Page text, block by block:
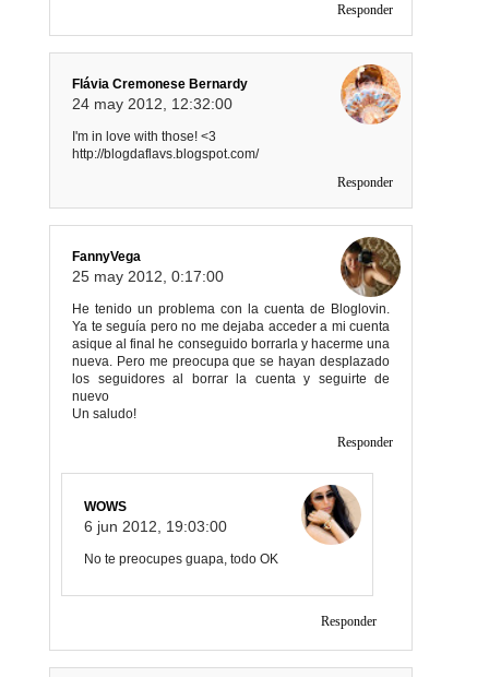
Responder
Flávia Cremonese Bernardy
24 may 2012, 12:32:00
I'm in love with those! <3
http://blogdaflavs.blogspot.com/
Responder
FannyVega
25 may 2012, 0:17:00
He tenido un problema con la cuenta de Bloglovin.
Ya te seguía pero no me dejaba acceder a mi cuenta
asique al final he conseguido borrarla y hacerme una
nueva. Pero me preocupa que se hayan desplazado
los seguidores al borrar la cuenta y seguirte de
nuevo
Un saludo!
Responder
WOWS
6 jun 2012, 19:03:00
No te preocupes guapa, todo OK
Responder